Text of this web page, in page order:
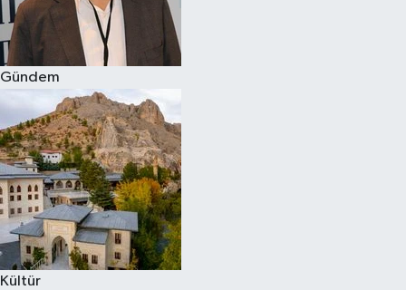
Gündem
Kültür
Spor
Burç Yorumları
Çocuk
Eğitim
Hava Durumu
Kadın